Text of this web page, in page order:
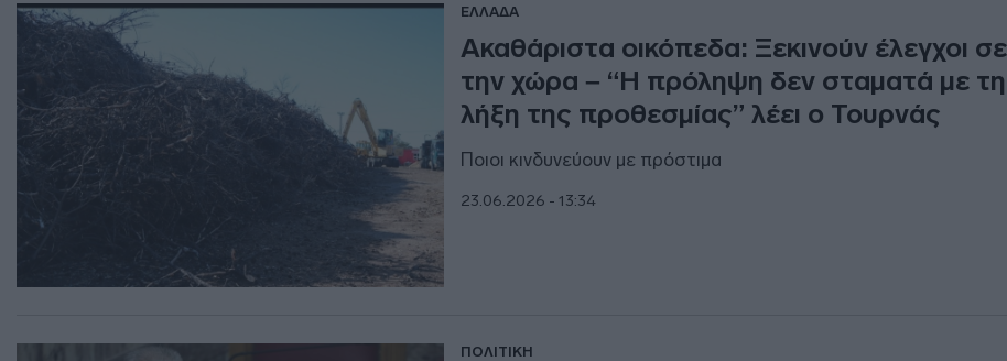
ΕΛΛΑΔΑ
Ακαθάριστα οικόπεδα: Ξεκινούν έλεγχοι
την χώρα – “Η πρόληψη δεν σταματά με τη
λήξη της προθεσμίας” λέει ο Τουρνάς
Ποιοι κινδυνεύουν με πρόστιμα
23.06.2026 - 13:34
ΠΟΛΙΤΙΚΗ